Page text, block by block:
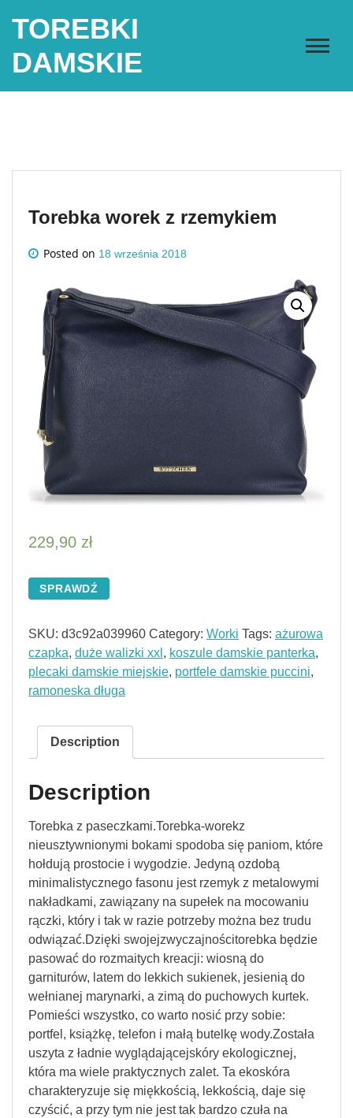
TOREBKI
DAMSKIE
Torebka worek z rzemykiem
Posted on 18 września 2018
229,90 zł
SPRAWDŹ
SKU: d3c92a039960 Category: Worki Tags: ażurowa
czapka, duże walizki xxl , koszule damskie panterka,
plecaki damskie miejskie, portfele damskie puccini,
ramoneska długa
Description
Description
Torebka z paseczkami.Torebka-worekz
nieusztywnionymi bokami spodoba się paniom, które
hołdują prostocie i wygodzie. Jedyną ozdobą
minimalistycznego fasonu jest rzemyk z metalowymi
nakładkami, zawiązany na supełek na mocowaniu
rączki, który i tak w razie potrzeby można bez trudu
odwiązać.Dzięki swojejzwyczajnościtorebka będzie
pasować do rozmaitych kreacji: wiosną do
garniturów, latem do lekkich sukienek, jesienią do
wełnianej marynarki, a zimą do puchowych kurtek.
Pomieści wszystko, co warto nosić przy sobie:
portfel, książkę, telefon i małą butelkę wody.Została
uszyta z ładnie wyglądającejskóry ekologicznej,
która ma wiele praktycznych zalet. Ta ekoskóra
charakteryzuje się miękkością, lekkością, daje się
czyścić, a przy tym nie jest tak bardzo czuła na